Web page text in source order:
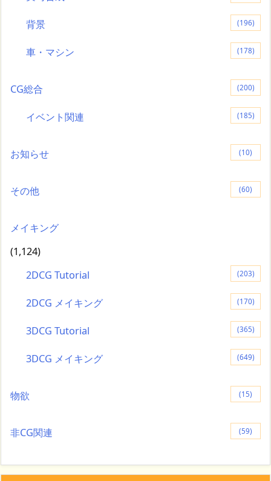
背景 (196)
車・マシン (178)
CG総合 (200)
イベント関連 (185)
お知らせ (10)
その他 (60)
メイキング
(1,124)
2DCG Tutorial
(203)
2DCG メイキング (170)
3DCG Tutorial (365)
3DCG メイキング (649)
物欲 (15)
非CG関連 (59)